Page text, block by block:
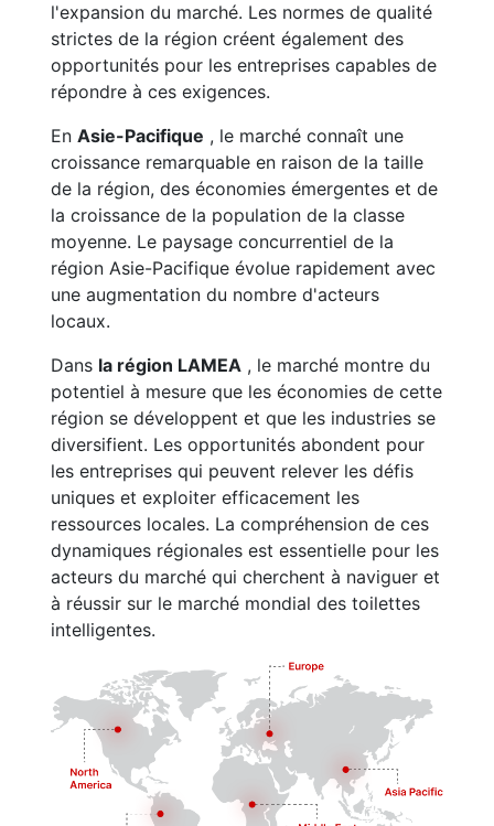
l'expansion du marché. Les normes de qualité
strictes de la région créent également des
opportunités pour les entreprises capables de
répondre à ces exigences.
En Asie-Pacifique , le marché connaît une
croissance remarquable en raison de la taille
de la région, des économies émergentes et de
la croissance de la population de la classe
moyenne. Le paysage concurrentiel de la
région Asie-Pacifique évolue rapidement avec
une augmentation du nombre d'acteurs
locaux.
Dans la région LAMEA , le marché montre du
potentiel à mesure que les économies de cette
région se développent et que les industries se
diversifient. Les opportunités abondent pour
les entreprises qui peuvent relever les défis
uniques et exploiter efficacement les
ressources locales. La compréhension de ces
dynamiques régionales est essentielle pour les
acteurs du marché qui cherchent à naviguer et
à réussir sur le marché mondial des toilettes
intelligentes.